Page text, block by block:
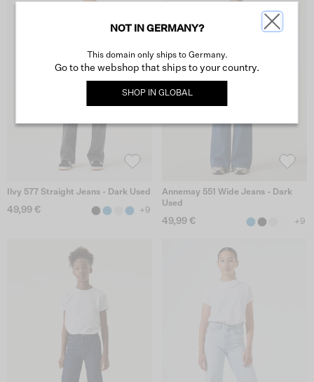
Ilvy 577 Straight Jeans - Dark Used
49,99 € +9
Annemay 551 Wide Jeans - Dark
Used
49,99 € +9
NOT IN GERMANY?
This domain only ships to Germany.
Go to the webshop that ships to your country.
SHOP IN GLOBAL